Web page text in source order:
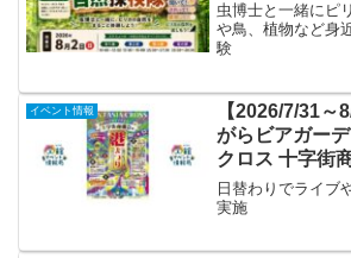
虫博士と一緒にピ
や鳥、植物など身
験
イベント情報
【2026/7/31～
がらビアガー
クロス 十字街
り」
日替わりでライブ
実施